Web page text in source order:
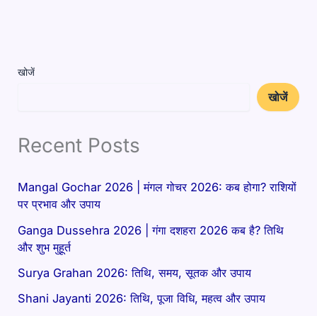
खोजें
खोजें
Recent Posts
Mangal Gochar 2026 | मंगल गोचर 2026: कब होगा? राशियों
पर प्रभाव और उपाय
Ganga Dussehra 2026 | गंगा दशहरा 2026 कब है? तिथि
और शुभ मुहूर्त
Surya Grahan 2026: तिथि, समय, सूतक और उपाय
Shani Jayanti 2026: तिथि, पूजा विधि, महत्व और उपाय